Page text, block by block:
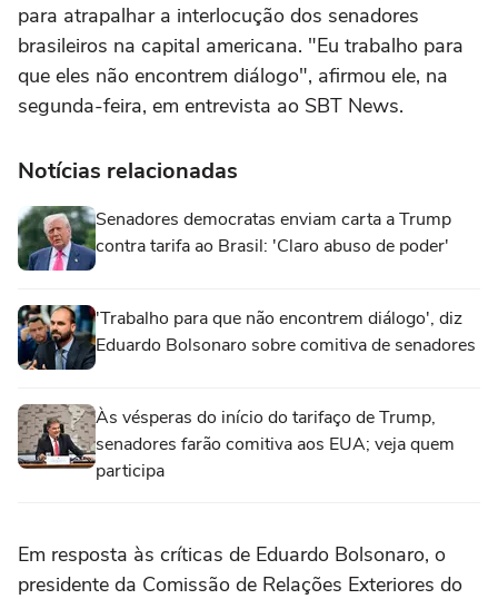
para atrapalhar a interlocução dos senadores
brasileiros na capital americana. "Eu trabalho para
que eles não encontrem diálogo", afirmou ele, na
segunda-feira, em entrevista ao SBT News.
Notícias relacionadas
Senadores democratas enviam carta a Trump
contra tarifa ao Brasil: 'Claro abuso de poder'
'Trabalho para que não encontrem diálogo', diz
Eduardo Bolsonaro sobre comitiva de senadores
Às vésperas do início do tarifaço de Trump,
senadores farão comitiva aos EUA; veja quem
participa
Em resposta às críticas de Eduardo Bolsonaro, o
presidente da Comissão de Relações Exteriores do